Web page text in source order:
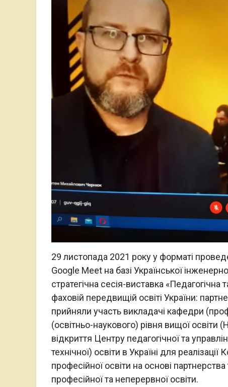
29 листопада 2021 року у форматі
Google Meet на базі Української
стратегічна сесія-виставка «Педагогічна
фаховій передвищій освіті України:
прийняли участь викладачі кафедри
(освітньо-наукового) рівня вищої
відкриття Центру педагогічної та
технічної) освіти в Україні для
професійної освіти на основі
професійної та неперервної освіти.